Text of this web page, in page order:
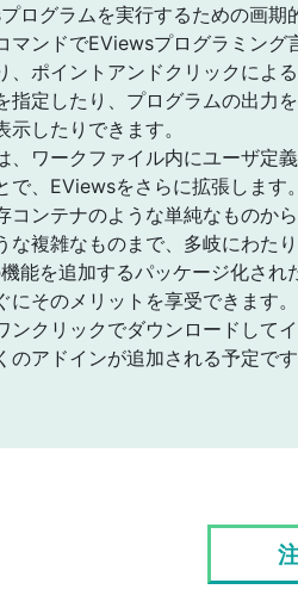
ログラムを実行するための画期
マンドでEViewsプログラミング
、ポイントアンドクリックによ
指定したり、プログラムの出力
したりできます。
、ワークファイル内にユーザ定
で、EViewsをさらに拡張します
コンテナのような単純なものか
な複雑なものまで、多岐にわたり
能を追加するパッケージ化され
そのメリットを享受できます。
ンクリックでダウンロードして
アドインが追加される予定です